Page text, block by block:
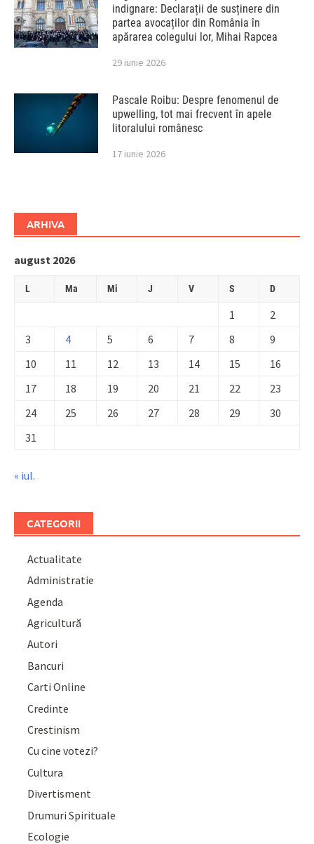
indignare: Declarații de susținere din
partea avocaților din România în
apărarea colegului lor, Mihai Rapcea
29 iunie 2026
Pascale Roibu: Despre fenomenul de
upwelling, tot mai frecvent în apele
litoralului românesc
17 iunie 2026
ARHIVA
august 2026
L Ma Mi J V S D
1
2
3
4 5 6 7 8
9
10
11 12 13 14 15
16
17
18 19 20 21 22
23
24
25 26 27 28 29
30
31
« iul.
CATEGORII
Actualitate
Administratie
Agenda
Agricultură
Autori
Bancuri
Carti Online
Credinte
Crestinism
Cu cine votezi?
Cultura
Divertisment
Drumuri Spirituale
Ecologie